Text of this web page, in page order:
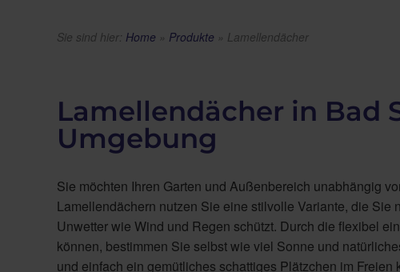
Sie sind hier: Home » Produkte » Lamellendächer
Lamellendächer in Bad
Umgebung
Sie möchten Ihren Garten und Außenbereich unabhängig
Lamellendächern nutzen Sie eine stilvolle Variante, die
Unwetter wie Wind und Regen schützt. Durch die flexibel
können, bestimmen Sie selbst wie viel Sonne und
und einfach ein gemütliches schattiges Plätzchen im Freien